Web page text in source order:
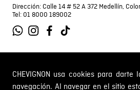
CHEVIGNON usa cookies para
navegación. Al navegar en el sitio
Dirección: Calle 14 # 52 A 372 Medellín,
Tel: 01 8000 189002
SOBRE NOSOTROS